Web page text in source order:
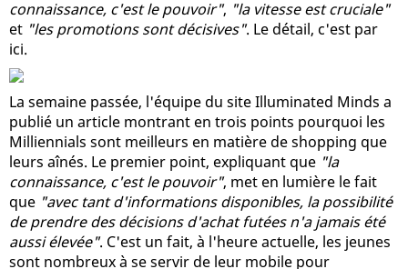
connaissance, c'est le pouvoir", "la vitesse est cruciale"
et "les promotions sont décisives". Le détail, c'est par
ici.
La semaine passée, l'équipe du site Illuminated Minds a
publié un article montrant en trois points pourquoi les
Milliennials sont meilleurs en matière de shopping que
leurs aînés. Le premier point, expliquant que "la
connaissance, c'est le pouvoir", met en lumière le fait
que "avec tant d'informations disponibles, la possibilité
de prendre des décisions d'achat futées n'a jamais été
aussi élevée". C'est un fait, à l'heure actuelle, les jeunes
sont nombreux à se servir de leur mobile pour